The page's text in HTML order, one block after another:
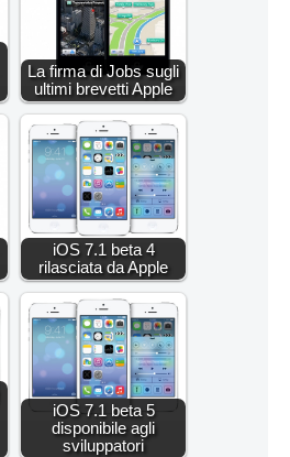
La firma di Jobs sugli
ultimi brevetti Apple
iOS 7.1 beta 4
rilasciata da Apple
iOS 7.1 beta 5
disponibile agli
sviluppatori